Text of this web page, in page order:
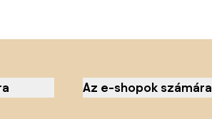
Az e-shopok számára